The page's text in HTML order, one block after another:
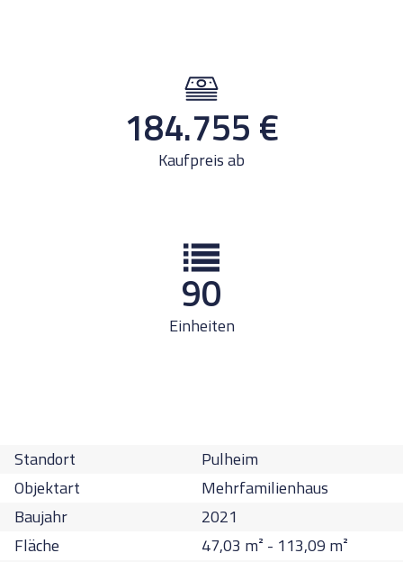
184.755€
Kaufpreis ab
90
Einheiten
Standort
Pulheim
Objektart
Mehrfamilienhaus
Baujahr
2021
Fläche
47,03 m² - 113,09 m²